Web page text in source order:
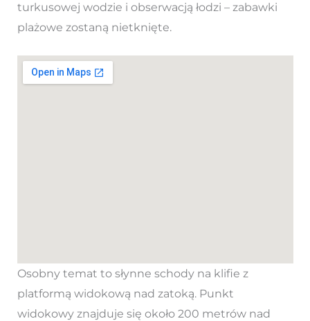
turkusowej wodzie i obserwacją łodzi – zabawki
plażowe zostaną nietknięte.
Osobny temat to słynne schody na klifie z
platformą widokową nad zatoką. Punkt
widokowy znajduje się około 200 metrów nad